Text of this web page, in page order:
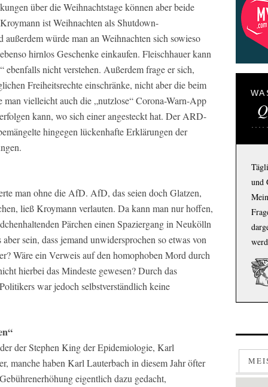
über die Weihnachtstage können aber beide
ist Weihnachten als Shutdown-
würde man an Weihnachten sich sowieso
hirnlos Geschenke einkaufen. Fleischhauer kann
ebenfalls nicht verstehen. Außerdem frage er sich,
Freiheitsrechte einschränke, nicht aber die beim
man vielleicht auch die „nutzlose“ Corona-Warn-App
kann, wo sich einer angesteckt hat. Der ARD-
hingegen lückenhafte Erklärungen der
man ohne die AfD. AfD, das seien doch Glatzen,
ließ Kroymann verlauten. Da kann man nur hoffen,
Pärchen einen Spaziergang in Neukölln
sein, dass jemand unwidersprochen so etwas von
Wäre ein Verweis auf den homophoben Mord durch
hierbei das Mindeste gewesen? Durch das
war jedoch selbstverständlich keine
der Stephen King der Epidemiologie, Karl
manche haben Karl Lauterbach in diesem Jahr öfter
eigentlich dazu gedacht,
und